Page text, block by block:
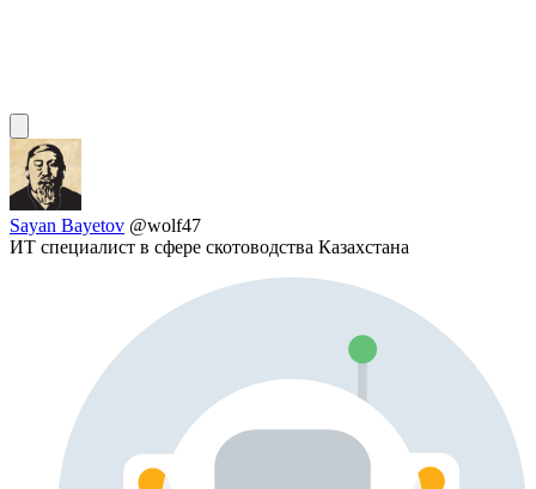
Sayan Bayetov @wolf47
ИТ специалист в сфере скотоводства Казахстана